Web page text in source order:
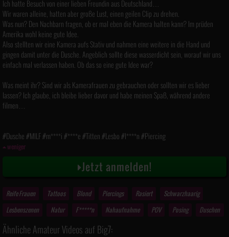
Ich hatte Besuch von einer lieben Freundin aus Deutschland…
Wir waren alleine, hatten aber große Lust, einen geilen Clip zu drehen.
Was nun? Den Nachbarn fragen, ob er mal eben die Kamera halten kann? Im prüden
Amerika wohl keine gute Idee.
Also stellten wir eine Kamera aufs Stativ und nahmen eine weitere in die Hand und
gingen damit unter die Dusche. Angeblich sollte diese wasserdicht sein, worauf wir uns
einfach mal verlassen haben. Ob das so eine gute Idee war?
Was meint ihr? Sind wir als Kamerafrauen zu gebrauchen oder sollten wir es lieber
lassen? Ich glaube, ich bleibe lieber davor und habe meinen Spaß, während andere
filmen…
#Dusche #MILF #m****i #****e #Titten #Lesbo #l****n #Piercing
weniger
Jetzt anmelden!
Reife Frauen Tattoos Blond Piercings Rasiert
Schwarzhaarig
Lesbenszenen
Natur F*****n Nahaufnahme POV Posing Duschen
Ähnliche Amateur Videos auf Big7: